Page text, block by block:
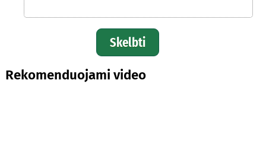
Skelbti
Rekomenduojami video